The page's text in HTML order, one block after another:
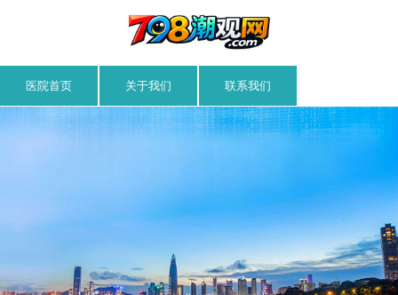
医院首页 关于我们 联系我们